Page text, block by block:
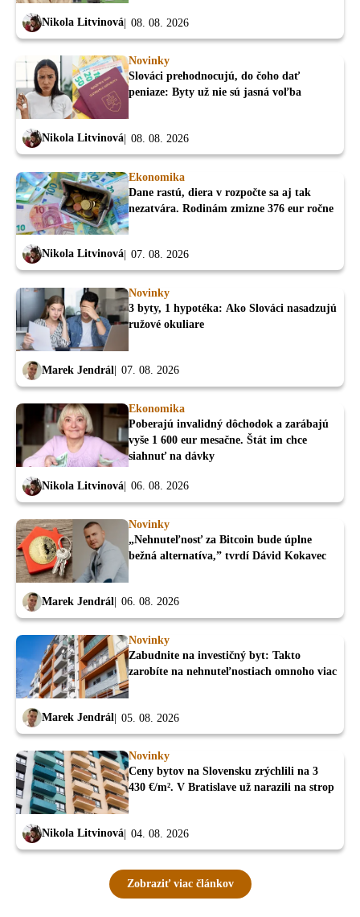
Nikola Litvinová 08. 08. 2026
Novinky
Slováci prehodnocujú, do čoho dať
peniaze: Byty už nie sú jasná voľba
Nikola Litvinová 08. 08. 2026
Ekonomika
Dane rastú, diera v rozpočte sa aj tak
nezatvára. Rodinám zmizne 376 eur ročne
Nikola Litvinová 07. 08. 2026
Novinky
3 byty, 1 hypotéka: Ako Slováci nasadzujú
ružové okuliare
Marek Jendrál 07. 08. 2026
Ekonomika
Poberajú invalidný dôchodok a zarábajú
vyše 1 600 eur mesačne. Štát im chce
siahnuť na dávky
Nikola Litvinová 06. 08. 2026
Novinky
„Nehnuteľnosť za Bitcoin bude úplne
bežná alternatíva,” tvrdí Dávid Kokavec
Marek Jendrál 06. 08. 2026
Novinky
Zabudnite na investičný byt: Takto
zarobíte na nehnuteľnostiach omnoho viac
Marek Jendrál 05. 08. 2026
Novinky
Ceny bytov na Slovensku zrýchlili na 3
430 €/m². V Bratislave už narazili na strop
Nikola Litvinová 04. 08. 2026
Zobraziť viac článkov